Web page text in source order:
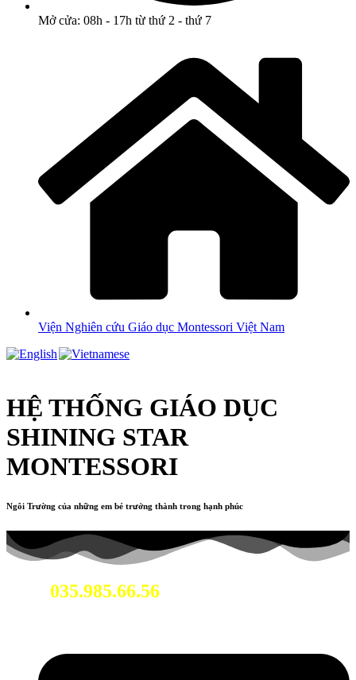
Mở cửa: 08h - 17h từ thứ 2 - thứ 7
Viện Nghiên cứu Giáo dục Montessori Việt Nam
HỆ THỐNG GIÁO DỤC
SHINING STAR
MONTESSORI
Ngôi Trường của những em bé trưởng thành trong hạnh phúc
035.985.66.56